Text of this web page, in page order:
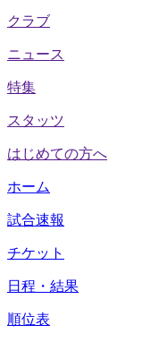
クラブ
ニュース
特集
スタッツ
はじめての方へ
ホーム
試合速報
チケット
日程・結果
順位表